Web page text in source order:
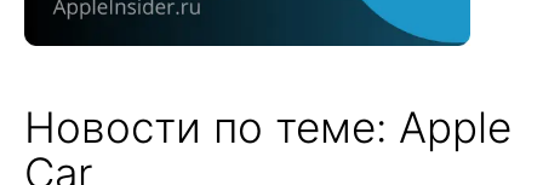
Новости по теме: Apple
Car